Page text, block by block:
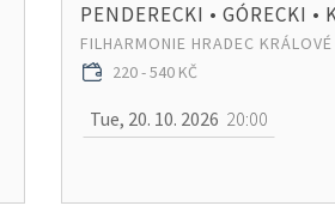
PENDERECKI • GÓRECKI •
FILHARMONIE HRADEC
220 - 540 KČ
Tue, 20. 10. 2026 20:00